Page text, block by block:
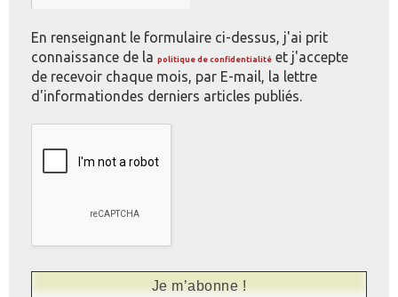
En renseignant le formulaire ci-dessus, j'ai prit
connaissance de la politique de confidentialité et j'accepte
de recevoir chaque mois, par E-mail, la lettre
d'informationdes derniers articles publiés.